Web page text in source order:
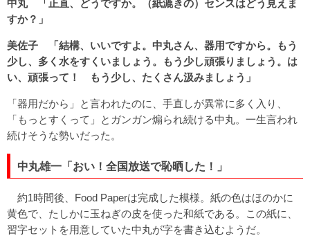
中丸 「正直、どうですか。（紙漉きの）センスはどう見えま
すか？」
美佐子 「結構、いいですよ。中丸さん、器用ですから。もう
少し、多く水をすくいましょう。もう少し頑張りましょう。は
い、頑張って！ もう少し、たくさん汲みましょう」
「器用だから」と言われたのに、手直しが異常に多く入り、
「もっとすくって」とガンガン煽られ続ける中丸。一生言われ
続けそうな勢いだった。
中丸雄一「おい！全国放送で恥晒した！」
約1時間後、Food Paperは完成した模様。紙の色はほのかに
黄色で、たしかに玉ねぎの皮を使った和紙である。この紙に、
習字セットを用意していた中丸が字を書き込むようだ。